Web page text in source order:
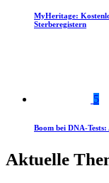
MyHeritage:
Sterberegistern
5
Boom bei DNA-
Aktuelle